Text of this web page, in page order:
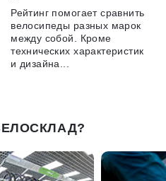
Рейтинг помогает сравнить
велосипеды разных марок
между собой. Кроме
технических характеристик
и дизайна...